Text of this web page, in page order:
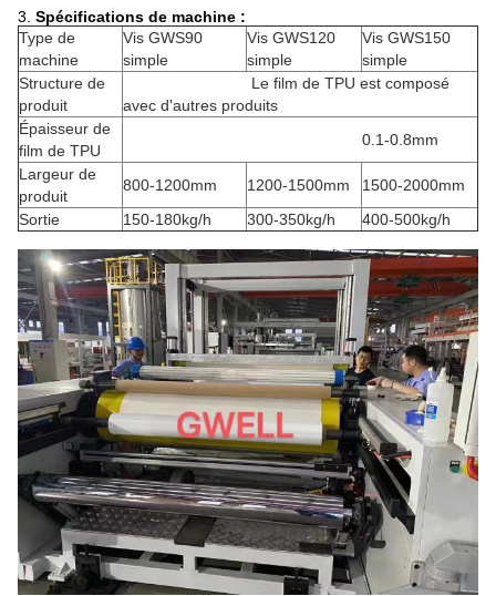
3. Spécifications de machine :
Type de
machine
Vis GWS90
simple
Vis GWS120
simple
Vis GWS150
simple
Structure de
produit
Le film de TPU est composé
avec d'autres produits
Épaisseur de
film de TPU
0.1-0.8mm
Largeur de
produit
800-1200mm 1200-1500mm
1500-2000mm
Sortie
150-180kg/h 300-350kg/h 400-500kg/h